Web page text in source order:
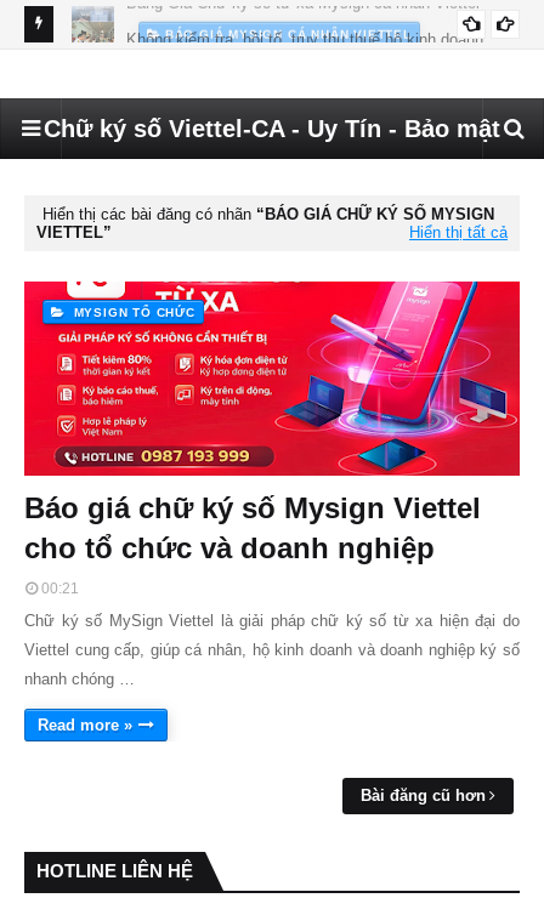
BÁO GIÁ MYSIGN CÁ NHÂN VIETTEL
Không kiểm tra, hồi tố, truy thu thuế hộ kinh doanh
đã
Chữ ký số Viettel-CA - Uy Tín - Bảo mật
Hiển thị các bài đăng có nhãn
BÁO GIÁ CHỮ KÝ SỐ MYSIGN
VIETTEL
Hiển thị tất cả
MYSIGN TỔ CHỨC
Báo giá chữ ký số Mysign Viettel
cho tổ chức và doanh nghiệp
00:21
Chữ ký số MySign Viettel là giải pháp chữ ký số từ xa hiện đại do
Viettel cung cấp, giúp cá nhân, hộ kinh doanh và doanh nghiệp ký số
nhanh chóng …
Read more »
Bài đăng cũ hơn
HOTLINE LIÊN HỆ